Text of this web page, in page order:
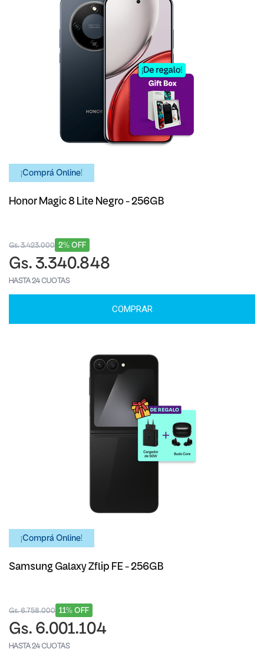
¡Comprá Online!
Honor Magic 8 Lite Negro - 256GB
2% OFF
Gs. 3.423.000
Gs. 3.340.848
HASTA 24 CUOTAS
COMPRAR
¡Comprá Online!
Samsung Galaxy Zflip FE - 256GB
11% OFF
Gs. 6.758.000
Gs. 6.001.104
HASTA 24 CUOTAS